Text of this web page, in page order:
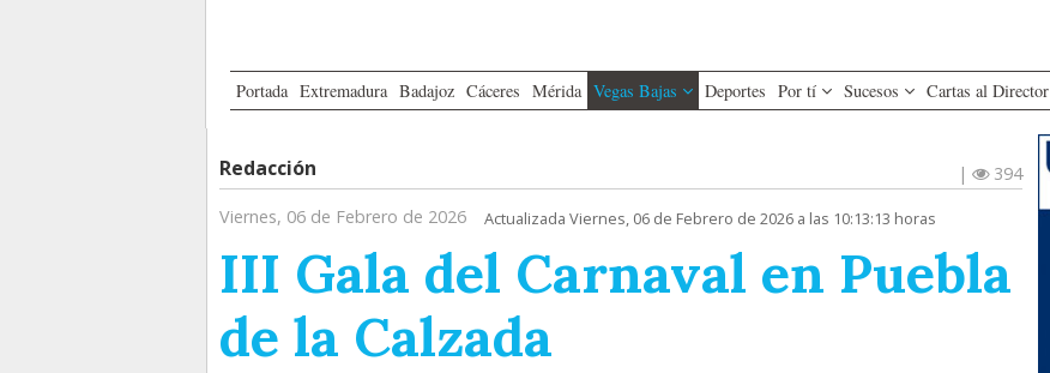
Portada Extremadura Badajoz Cáceres Mérida Vegas Bajas Deportes Por tí Sucesos Cartas al Director
Redacción |
394
Viernes, 06 de Febrero de 2026
Actualizada Viernes, 06 de Febrero de 2026 a las 10:13:13 horas
III Gala del Carnaval en Puebla
de la Calzada